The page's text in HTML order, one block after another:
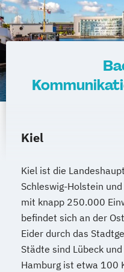
Kiel
Kiel ist die
Schleswig-Holstein
mit knapp 250.000
befindet sich an der
Eider durch das
Städte sind Lübeck
Hamburg ist etwa 100